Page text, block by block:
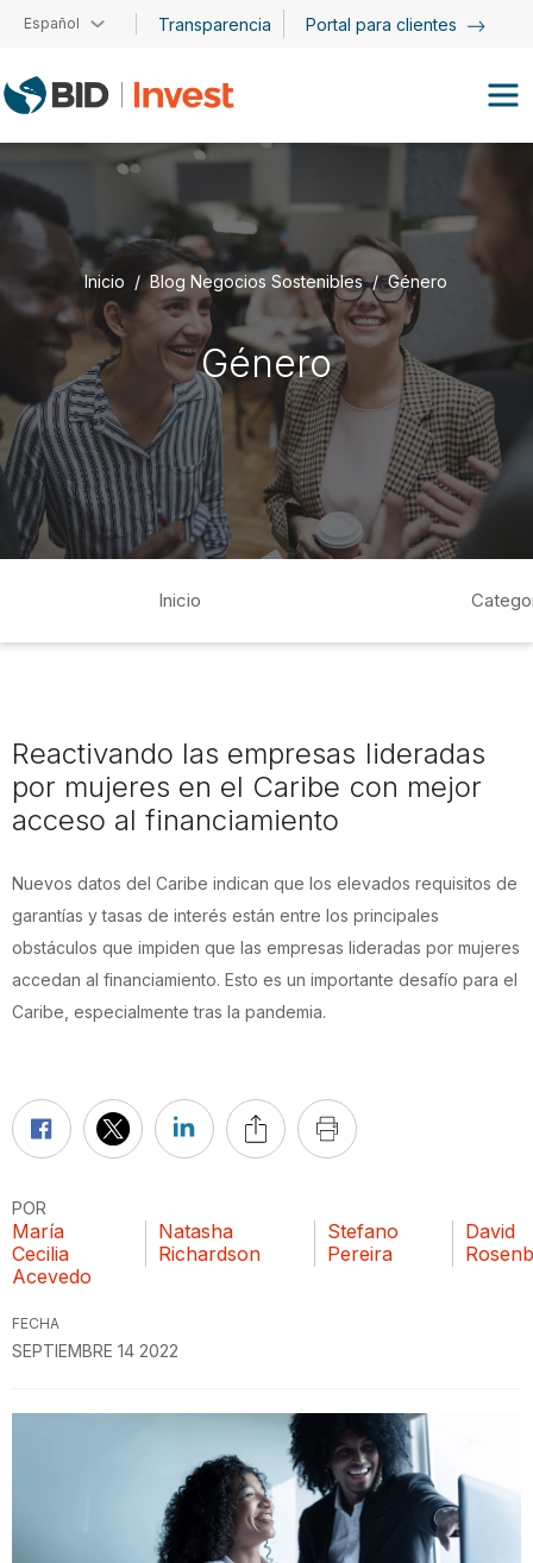
Pasar al contenido principal
Español Transparencia Portal para clientes
Inicio Blog Negocios Sostenibles Género
Género
Inicio
Reactivando las empresas lideradas
por mujeres en el Caribe con mejor
acceso al financiamiento
Nuevos datos del Caribe indican que los elevados requisitos de
garantías y tasas de interés están entre los principales
obstáculos que impiden que las empresas lideradas por mujeres
accedan al financiamiento. Esto es un importante desafío para el
Caribe, especialmente tras la pandemia.
POR
María
Cecilia
Acevedo
Natasha
Richardson
Stefano
Pereira
David
FECHA
SEPTIEMBRE 14 2022